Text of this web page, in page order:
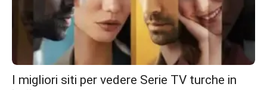
I migliori siti per vedere Serie TV turche in